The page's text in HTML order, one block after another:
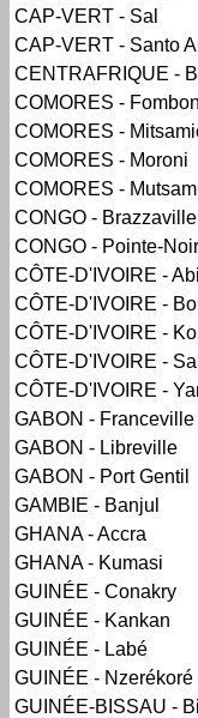
CAP-VERT - Sal
CAP-VERT - Santo
CENTRAFRIQUE -
COMORES -
COMORES -
COMORES - Moroni
COMORES -
CONGO - Brazzaville
CONGO - Pointe-
CÔTE-D'IVOIRE -
CÔTE-D'IVOIRE -
CÔTE-D'IVOIRE -
CÔTE-D'IVOIRE -
CÔTE-D'IVOIRE -
GABON - Franceville
GABON - Libreville
GABON - Port Gentil
GAMBIE - Banjul
GHANA - Accra
GHANA - Kumasi
GUINÉE - Conakry
GUINÉE - Kankan
GUINÉE - Labé
GUINÉE - Nzerékoré
GUINÉE-BISSAU -